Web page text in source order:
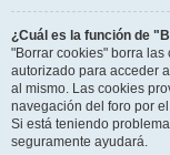
¿Cuál es la función de
"Borrar cookies" borra
autorizado para acceder
al mismo. Las cookies
navegación del foro por
Si está teniendo
seguramente ayudará.